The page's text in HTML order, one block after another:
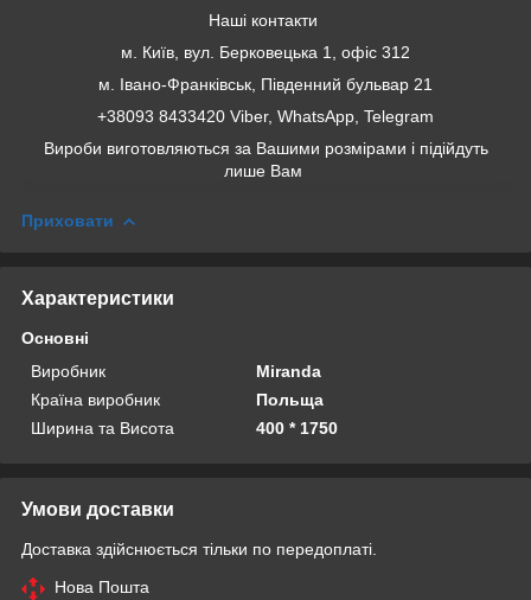
Наші контакти
м. Київ, вул. Берковецька 1, офіс 312
м. Івано-Франківськ, Південний бульвар 21
+38093 8433420 Viber, WhatsApp, Telegram
Вироби виготовляються за Вашими розмірами і підійдуть
лише Вам
Приховати
Характеристики
Основні
Виробник
Miranda
Країна виробник
Польща
Ширина та Висота
400 * 1750
Умови доставки
Доставка здійснюється тільки по передоплаті.
Нова Пошта